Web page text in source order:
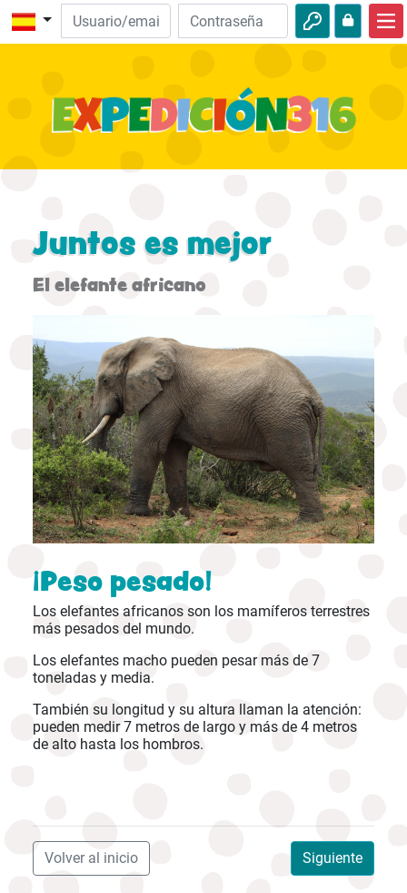
Descubre la Biblia
Aventuras
Actividades
Juntos es mejor
El elefante africano
¡Peso pesado!
Los elefantes africanos son los mamíferos terrestres
más pesados del mundo.
Los elefantes macho pueden pesar más de 7
toneladas y media.
También su longitud y su altura llaman la atención:
pueden medir 7 metros de largo y más de 4 metros
de alto hasta los hombros.
Siguiente
Volver al inicio